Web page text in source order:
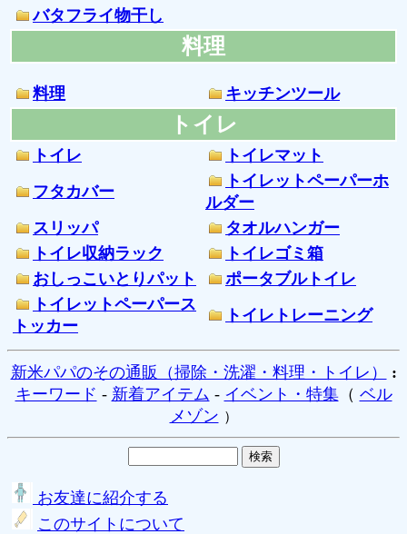
バタフライ物干し
料理
料理 キッチンツール
トイレ
トイレ
トイレマット
フタカバー
トイレットペーパーホ
ルダー
スリッパ
タオルハンガー
トイレ収納ラック
トイレゴミ箱
おしっこいとりパット
ポータブルトイレ
トイレットペーパース
トッカー
トイレトレーニング
新米パパのその通販（掃除・洗濯・料理・トイレ）
:
キーワード - 新着アイテム - イベント・特集（ ベル
メゾン ）
お友達に紹介する
このサイトについて